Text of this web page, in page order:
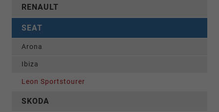
RENAULT
SEAT
Arona
Ibiza
Leon Sportstourer
SKODA